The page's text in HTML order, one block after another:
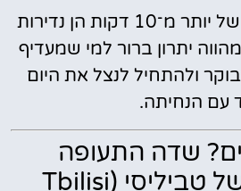
למרות זאת, סטיות של יותר מ־10 דקות הן נדירות
יתרון ברור למי שמעדיף
ולהתחיל לנצל את היום
עם הנחיתה.
שדה התעופה
הבינלאומי של טביליסי (Tbilisi